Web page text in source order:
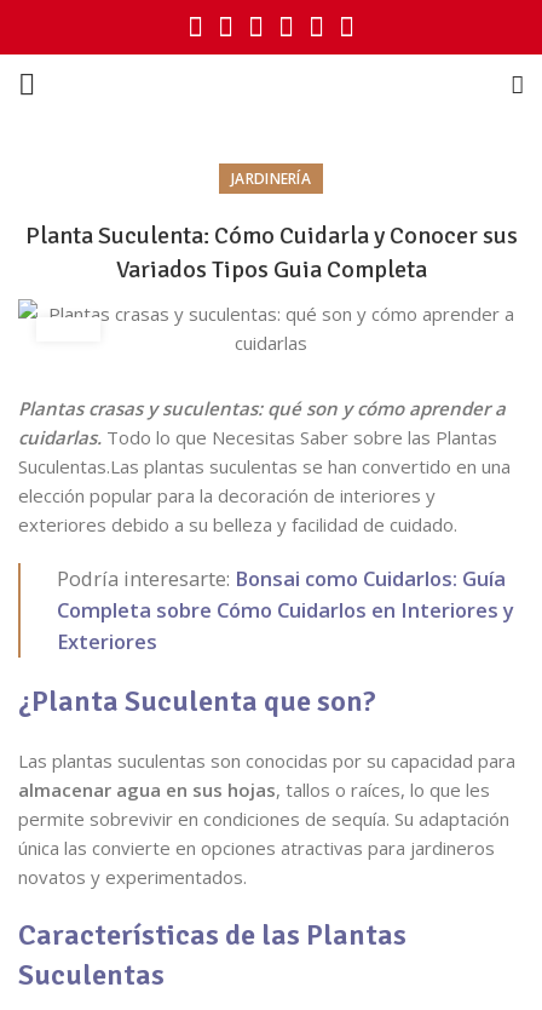
JARDINERÍA
Planta Suculenta: Cómo Cuidarla y Conocer sus
Variados Tipos Guia Completa
Plantas crasas y suculentas: qué son y cómo aprender a
cuidarlas. Todo lo que Necesitas Saber sobre las Plantas
Suculentas.Las plantas suculentas se han convertido en una
elección popular para la decoración de interiores y
exteriores debido a su belleza y facilidad de cuidado.
Podría interesarte: Bonsai como Cuidarlos: Guía
Completa sobre Cómo Cuidarlos en Interiores y
Exteriores
¿Planta Suculenta que son?
Las plantas suculentas son conocidas por su capacidad para
almacenar agua en sus hojas, tallos o raíces, lo que les
permite sobrevivir en condiciones de sequía. Su adaptación
única las convierte en opciones atractivas para jardineros
novatos y experimentados.
Características de las Plantas
Suculentas